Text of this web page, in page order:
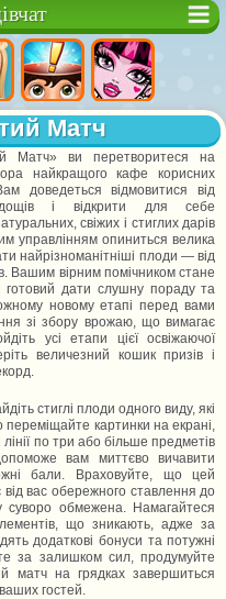
Матч
Матч» ви перетворитеся на
найкращого кафе корисних
доведеться відмовитися від
і відкрити для себе
свіжих і стиглих дарів
управлінням опиниться велика
найрізноманітніші плоди — від
Вашим вірним помічником стане
готовий дати слушну пораду та
новому етапі перед вами
зі збору врожаю, що вимагає
усі етапи цієї освіжаючої
величезний кошик призів і
стиглі плоди одного виду, які
переміщайте картинки на екрані,
по три або більше предметів
вам миттєво вичавити
бали. Враховуйте, що цей
від вас обережного ставлення до
суворо обмежена. Намагайтеся
що зникають, адже за
додаткові бонуси та потужні
за залишком сил, продумуйте
матч на грядках завершиться
гостей.